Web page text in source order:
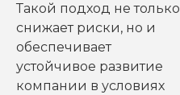
Такой подход не только
снижает риски, но и
обеспечивает
устойчивое развитие
компании в условиях